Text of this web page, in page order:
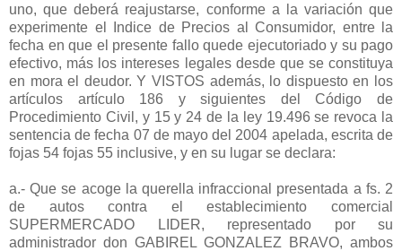
uno, que deberá reajustarse, conforme a la variación que
experimente el Indice de Precios al Consumidor, entre la
fecha en que el presente fallo quede ejecutoriado y su pago
efectivo, más los intereses legales desde que se constituya
en mora el deudor. Y VISTOS además, lo dispuesto en los
artículos artículo 186 y siguientes del Código de
Procedimiento Civil, y 15 y 24 de la ley 19.496 se revoca la
sentencia de fecha 07 de mayo del 2004 apelada, escrita de
fojas 54 fojas 55 inclusive, y en su lugar se declara:
a.- Que se acoge la querella infraccional presentada a fs. 2
de autos contra el establecimiento comercial
SUPERMERCADO LIDER, representado por su
administrador don GABIREL GONZALEZ BRAVO, ambos